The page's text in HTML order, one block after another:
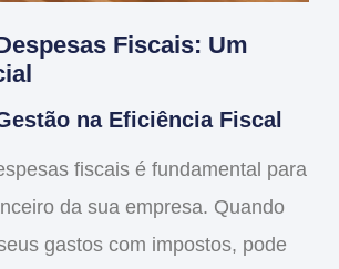
Fiscais: Um
na Eficiência Fiscal
fiscaisé fundamental para
da sua empresa. Quando
gastos com impostos, pode